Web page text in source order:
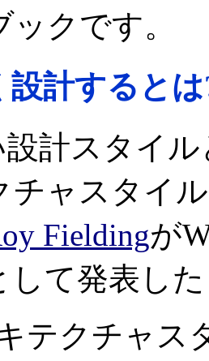
クです。
設計すると
設計スタイ
チャスタイ
Fieldingが
して発表し
テクチャス